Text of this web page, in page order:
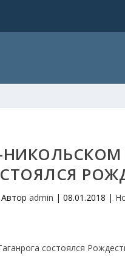
НИКОЛЬСКОМ
Авторadmin |08.01.2018 |